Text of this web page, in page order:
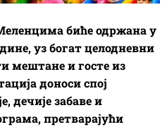
биће одржана у
уз богат целодневни
мештане и госте из
доноси спој
дечије забаве и
претварајући